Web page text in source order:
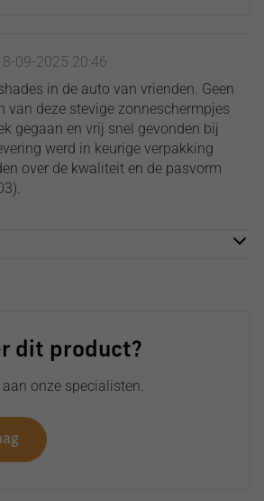
09-2025 20:46
in de auto van vrienden. Geen
van deze stevige zonneschermpjes
gegaan en vrij snel gevonden bij
werd in keurige verpakking
over de kwaliteit en de pasvorm
dit product?
onze specialisten.